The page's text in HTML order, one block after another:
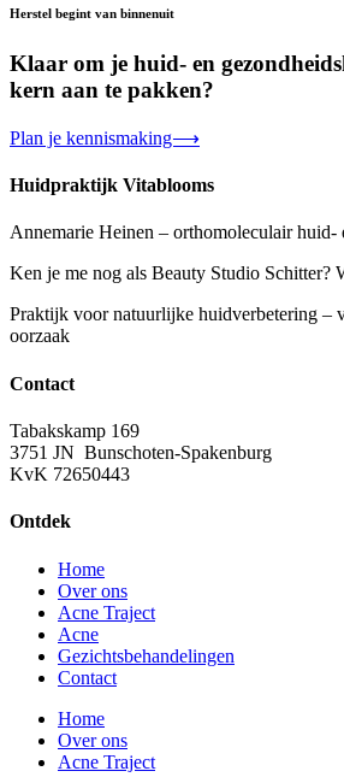
Herstel begint van binnenuit
Klaar om je huid- en
kern aan te pakken?
Plan je kennismaking⟶
Huidpraktijk Vitablooms
Annemarie Heinen – orthomoleculair huid-
Ken je me nog als Beauty Studio Schitter?
Praktijk voor natuurlijke huidverbetering –
oorzaak
Contact
Tabakskamp 169
3751 JN Bunschoten-Spakenburg
KvK 72650443
Ontdek
Home
Over ons
Acne Traject
Acne
Gezichtsbehandelingen
Contact
Home
Over ons
Acne Traject